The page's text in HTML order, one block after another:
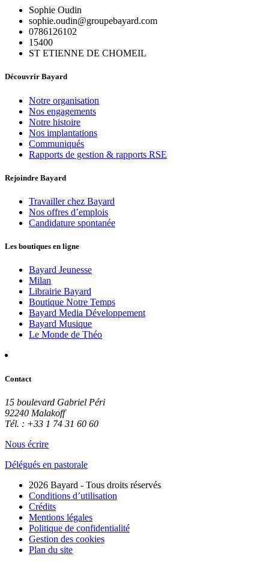
Sophie Oudin
sophie.oudin@groupebayard.com
0786126102
15400
ST ETIENNE DE CHOMEIL
Découvrir Bayard
Notre organisation
Nos engagements
Notre histoire
Nos implantations
Communiqués
Rapports de gestion & rapports RSE
Rejoindre Bayard
Travailler chez Bayard
Nos offres d’emplois
Candidature spontanée
Les boutiques en ligne
Bayard Jeunesse
Milan
Librairie Bayard
Boutique Notre Temps
Bayard Media Développement
Bayard Musique
Le Monde de Théo
Contact
15 boulevard Gabriel Péri
92240 Malakoff
Tél. : +33 1 74 31 60 60
Nous écrire
Délégués en pastorale
2026 Bayard - Tous droits réservés
Conditions d’utilisation
Crédits
Mentions légales
Politique de confidentialité
Gestion des cookies
Plan du site